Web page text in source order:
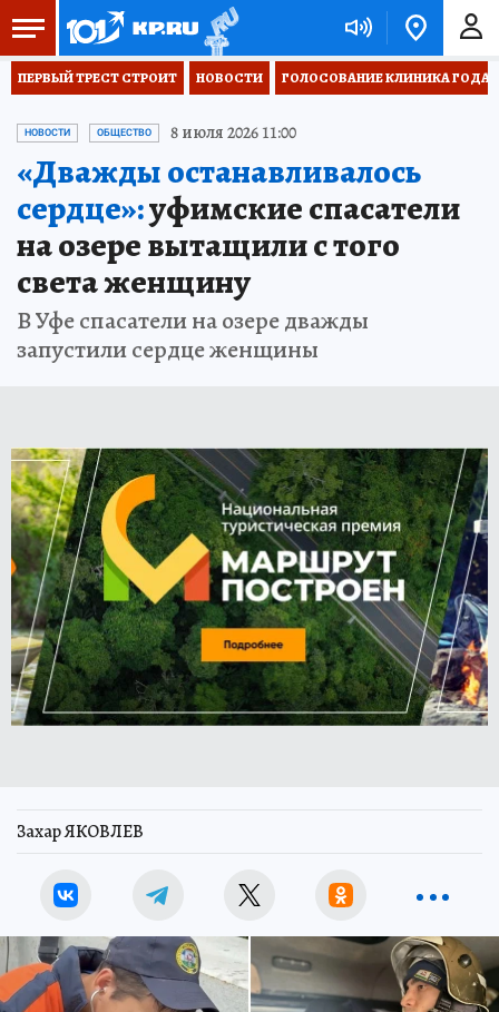
ПЕРВЫЙ ТРЕСТ СТРОИТ НОВОСТИ ГОЛОСОВАНИЕ КЛИНИКА ГОДА
НОВОСТИ ОБЩЕСТВО 8 июля 2026 11:00
«Дважды останавливалось
сердце»:уфимские спасатели
на озере вытащили с того
света женщину
В Уфе спасатели на озере дважды
запустили сердце женщины
Захар ЯКОВЛЕВ